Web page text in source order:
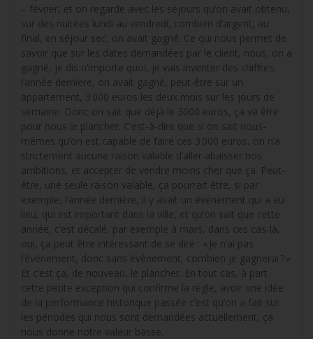
– février, et on regarde avec les séjours qu’on avait obtenu,
sur des nuitées lundi au vendredi, combien d’argent, au
final, en séjour sec, on avait gagné. Ce qui nous permet de
savoir que sur les dates demandées par le client, nous, on a
gagné, je dis n’importe quoi, je vais inventer des chiffres,
l’année dernière, on avait gagné, peut-être sur un
appartement, 3 000 euros les deux mois sur les jours de
semaine. Donc on sait que déjà le 3000 euros, ça va être
pour nous le plancher. C’est-à-dire que si on sait nous-
mêmes qu’on est capable de faire ces 3 000 euros, on n’a
strictement aucune raison valable d’aller abaisser nos
ambitions, et accepter de vendre moins cher que ça. Peut-
être, une seule raison valable, ça pourrait être, si par
exemple, l’année dernière, il y avait un événement qui a eu
lieu, qui est important dans la ville, et qu’on sait que cette
année, c’est décalé, par exemple à mars, dans ces cas-là,
oui, ça peut être intéressant de se dire : « Je n’ai pas
l’événement, donc sans événement, combien je gagnerai ? »
Et c’est ça, de nouveau, le plancher. En tout cas, à part
cette petite exception qui confirme la règle, avoir une idée
de la performance historique passée c’est qu’on a fait sur
les périodes qui nous sont demandées actuellement, ça
nous donne notre valeur basse.